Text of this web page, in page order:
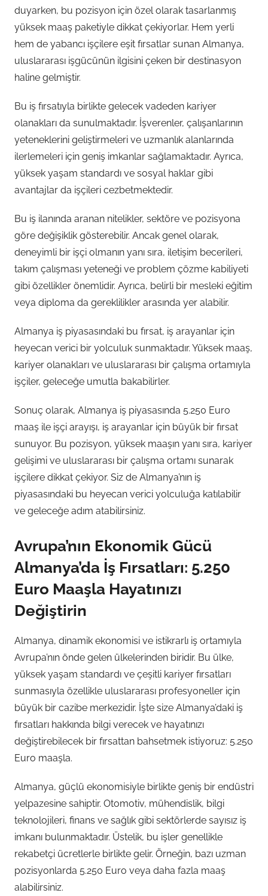
duyarken, bu pozisyon için özel olarak tasarlanmış
yüksek maaş paketiyle dikkat çekiyorlar. Hem yerli
hem de yabancı işçilere eşit fırsatlar sunan Almanya,
uluslararası işgücünün ilgisini çeken bir destinasyon
haline gelmiştir.
Bu iş fırsatıyla birlikte gelecek vadeden kariyer
olanakları da sunulmaktadır. İşverenler, çalışanlarının
yeteneklerini geliştirmeleri ve uzmanlık alanlarında
ilerlemeleri için geniş imkanlar sağlamaktadır. Ayrıca,
yüksek yaşam standardı ve sosyal haklar gibi
avantajlar da işçileri cezbetmektedir.
Bu iş ilanında aranan nitelikler, sektöre ve pozisyona
göre değişiklik gösterebilir. Ancak genel olarak,
deneyimli bir işçi olmanın yanı sıra, iletişim becerileri,
takım çalışması yeteneği ve problem çözme kabiliyeti
gibi özellikler önemlidir. Ayrıca, belirli bir mesleki eğitim
veya diploma da gereklilikler arasında yer alabilir.
Almanya iş piyasasındaki bu fırsat, iş arayanlar için
heyecan verici bir yolculuk sunmaktadır. Yüksek maaş,
kariyer olanakları ve uluslararası bir çalışma ortamıyla
işçiler, geleceğe umutla bakabilirler.
Sonuç olarak, Almanya iş piyasasında 5.250 Euro
maaş ile işçi arayışı, iş arayanlar için büyük bir fırsat
sunuyor. Bu pozisyon, yüksek maaşın yanı sıra, kariyer
gelişimi ve uluslararası bir çalışma ortamı sunarak
işçilere dikkat çekiyor. Siz de Almanya’nın iş
piyasasındaki bu heyecan verici yolculuğa katılabilir
ve geleceğe adım atabilirsiniz.
Avrupa’nın Ekonomik Gücü
Almanya’da İş Fırsatları: 5.250
Euro Maaşla Hayatınızı
Değiştirin
Almanya, dinamik ekonomisi ve istikrarlı iş ortamıyla
Avrupa’nın önde gelen ülkelerinden biridir. Bu ülke,
yüksek yaşam standardı ve çeşitli kariyer fırsatları
sunmasıyla özellikle uluslararası profesyoneller için
büyük bir cazibe merkezidir. İşte size Almanya’daki iş
fırsatları hakkında bilgi verecek ve hayatınızı
değiştirebilecek bir fırsattan bahsetmek istiyoruz: 5.250
Euro maaşla.
Almanya, güçlü ekonomisiyle birlikte geniş bir endüstri
yelpazesine sahiptir. Otomotiv, mühendislik, bilgi
teknolojileri, finans ve sağlık gibi sektörlerde sayısız iş
imkanı bulunmaktadır. Üstelik, bu işler genellikle
rekabetçi ücretlerle birlikte gelir. Örneğin, bazı uzman
pozisyonlarda 5.250 Euro veya daha fazla maaş
alabilirsiniz.